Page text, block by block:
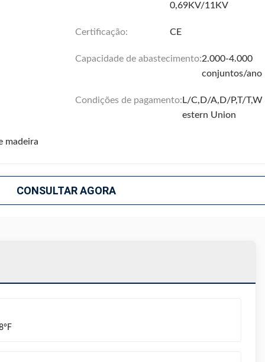
0,69KV/11KV
Certificação: CE
Capacidade de abastecimento:2.000-4.000
conjuntos/ano
Condições de pagamento: L/C,D/A,D/P,T/T,W
estern Union
madeira
CONSULTAR AGORA